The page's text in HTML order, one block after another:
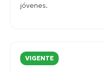
jóvenes.
VIGENTE